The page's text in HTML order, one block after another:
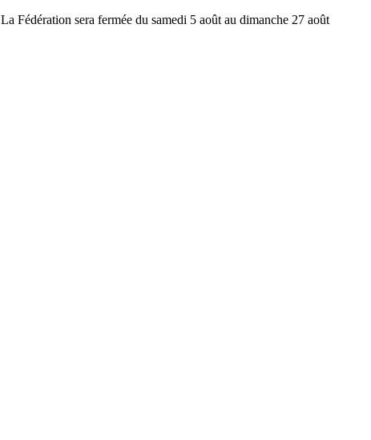
La Fédération sera fermée du samedi 5 août au dimanche 27 août